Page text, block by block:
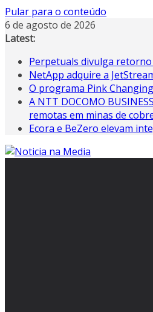
Pular para o conteúdo
6 de agosto de 2026
Latest:
Perpetuals divulga retorno
NetApp adquire a
O programa Pink
A NTT DOCOMO
remotas em minas de
Ecora e BeZero elevam